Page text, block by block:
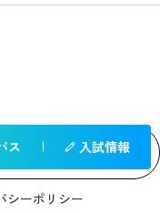
ス 入試情報
シーポリシー